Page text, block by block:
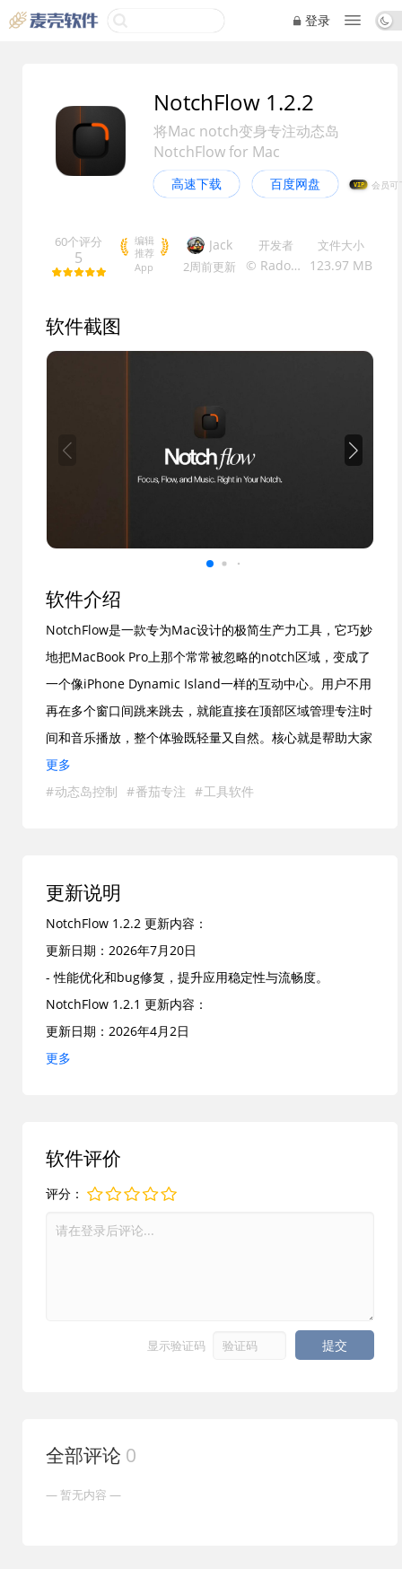
登录
NotchFlow 1.2.2
将Mac notch变身专注动态岛
NotchFlow for Mac
高速下载 百度网盘 VIP
60个评分
5
编辑
推荐
App
Jack
2周前更新
开发者
© Radoslav Bali
文件大小
123.97 MB
软件截图
软件介绍
NotchFlow是一款专为Mac设计的极简生产力工具，它巧妙
地把MacBook Pro上那个常常被忽略的notch区域，变成了
一个像iPhone Dynamic Island一样的互动中心。用户不用
再在多个窗口间跳来跳去，就能直接在顶部区域管理专注时
间和音乐播放，整个体验既轻量又自然。核心就是帮助大家
在忙碌的工作中找回专注的感觉，避免被各种通知和切换打
断。
所以决定做一个真正能融入Mac日常使用的小工具。2025
年正式上线后，很快就吸引了不少注重效率的用户注意。它
不是那种功能堆砌的复杂软件，而是专注于解决实际痛点，
从最初的简单原型一步步打磨到现在支持多种音乐服务的版
本，更新节奏一直很稳。
主要功能
1. 内置Pomodoro番茄钟计时器，支持经典25分钟专注加短
3. 音乐无缝控制，直接在notch区域操作Apple Music和
Spotify，播放暂停切换歌曲都不用离开当前界面
4. 精选专注音乐库，内置多首适合工作或学习的背景曲目，
“这个app让我的Mac notch终于派上用场了，番茄钟和音
app的次数少多了。”
—— Mac用户（★★★★☆）
更多
动态岛控制
番茄专注 工具软件
更新说明
NotchFlow 1.2.2 更新内容：
更新日期：2026年7月20日
- 性能优化和bug修复，提升应用稳定性与流畅度。
NotchFlow 1.2.1 更新内容：
更新日期：2026年4月2日
- 修复了若干界面交互bug，提升了整体流畅度
更多
软件评价
评分：
显示验证码 提交
全部评论 0